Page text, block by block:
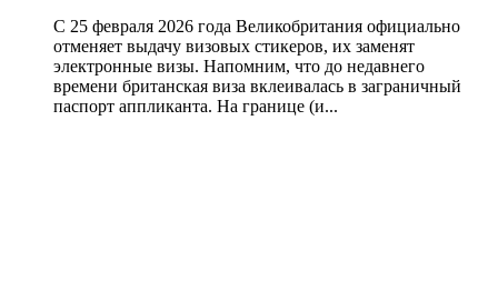
С 25 февраля 2026 года Великобритания официально
отменяет выдачу визовых стикеров, их заменят
электронные визы. Напомним, что до недавнего
времени британская виза вклеивалась в заграничный
паспорт аппликанта. На границе (и...